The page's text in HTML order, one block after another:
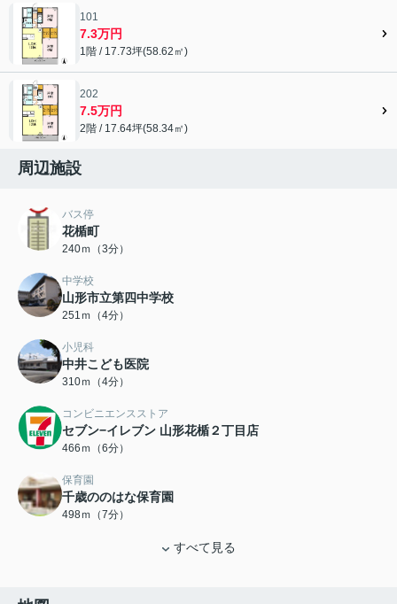
101
7.3万円
1階 / 17.73坪(58.62㎡)
202
7.5万円
2階 / 17.64坪(58.34㎡)
周辺施設
バス停
花楯町
240ｍ（3分）
中学校
山形市立第四中学校
251ｍ（4分）
小児科
中井こども医院
310ｍ（4分）
コンビニエンスストア
セブン−イレブン 山形花楯２丁目店
466ｍ（6分）
保育園
千歳ののはな保育園
498ｍ（7分）
すべて見る